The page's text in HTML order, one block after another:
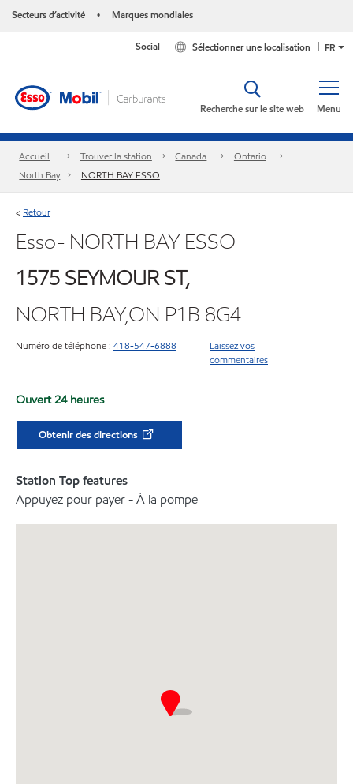
Secteurs d’activité • Marques mondiales
FR
Sélectionner une localisation
Social
Menu
Recherche sur le site web
Accueil Trouver la station Canada
Ontario
North Bay
NORTH BAY ESSO
< Retour
Esso- NORTH BAY ESSO
1575 SEYMOUR ST,
NORTH BAY,ON P1B 8G4
Numéro de téléphone : 418-547-6888
Laissez vos
commentaires
Ouvert 24 heures
Obtenir des directions
Station Top features
Appuyez pour payer - À la pompe